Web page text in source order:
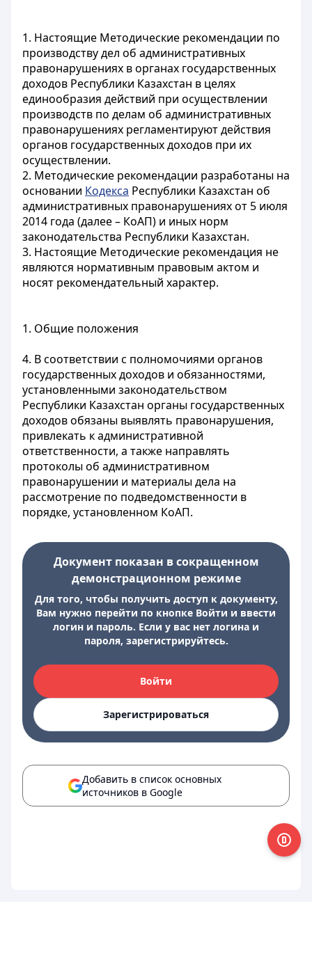
1. Настоящие Методические рекомендации по
производству дел об административных
правонарушениях в органах государственных
доходов Республики Казахстан в целях
единообразия действий при осуществлении
производств по делам об административных
правонарушениях регламентируют действия
органов государственных доходов при их
осуществлении.
2. Методические рекомендации разработаны на
основании Кодекса Республики Казахстан об
административных правонарушениях от 5 июля
2014 года (далее – КоАП) и иных норм
законодательства Республики Казахстан.
3. Настоящие Методические рекомендация не
являются нормативным правовым актом и
носят рекомендательный характер.
1. Общие положения
4. В соответствии с полномочиями органов
государственных доходов и обязанностями,
установленными законодательством
Республики Казахстан органы государственных
доходов обязаны выявлять правонарушения,
привлекать к административной
ответственности, а также направлять
протоколы об административном
правонарушении и материалы дела на
рассмотрение по подведомственности в
порядке, установленном КоАП.
Документ показан в сокращенном
демонстрационном режиме
Для того, чтобы получить доступ к документу,
Вам нужно перейти по кнопке Войти и ввести
логин и пароль. Если у вас нет логина и
пароля, зарегистрируйтесь.
Войти
Зарегистрироваться
Добавить в список основных
источников в Google